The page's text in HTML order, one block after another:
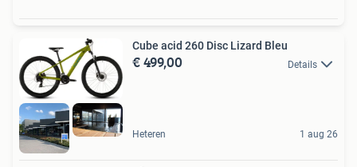
Cube acid 260 Disc Lizard Bleu
€ 499,00 Details
Heteren 1 aug 26